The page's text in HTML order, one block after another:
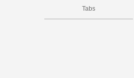
Tabs